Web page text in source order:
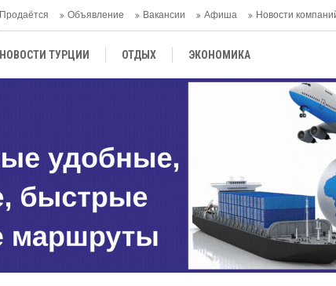
Продаётся Объявление Вакансии Афиша Новости
НОВОСТИ ТУРЦИИ ОТДЫХ ЭКОНОМИКА
ЦЕНТРАЛЬНАЯ АЗИЯ